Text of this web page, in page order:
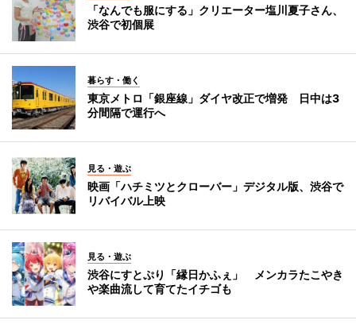
「なんでも服にする」クリエーター塩川夏子さん、
渋谷で初個展
暮らす・働く
東京メトロ「銀座線」ダイヤ改正で増発 日中は3
分間隔で運行へ
見る・遊ぶ
映画「ハチミツとクローバー」デジタル版、渋谷で
リバイバル上映
見る・遊ぶ
渋谷にすとぷり「縁日かふぇ」 メンカラたこやき
や楽曲流して育てたイチゴも